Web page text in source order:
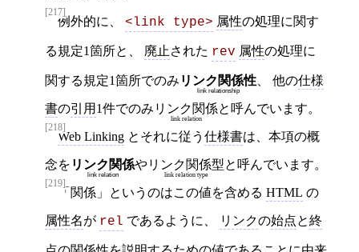
[217]
例外的に、 <link type> 属性の処理に関す
る規定1箇所と、 廃止 された rev 属性の処理に
関する規定1箇所でのみ リンク関係性
link relationship
、 他の仕様
書の引用 1件でのみ リンク関係
link relation
と呼んでいます。
[218]
Web Linking とそれに従う 仕様書は、本項の概
念を リンク関係
link relation
やリンク関係型
link relation type
と呼んでいます。
[219]
「関係」というのはこの値を含める HTML の
属性名が rel であるように、 リンクの始点と終